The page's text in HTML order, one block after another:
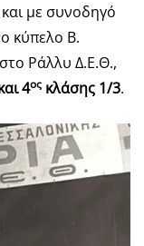
με συνοδηγό
κύπελο Β.
Ράλλυ Δ.Ε.Θ.,
4ος κλάσης 1/3.